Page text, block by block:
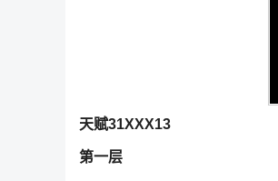
天赋31XXX13
第一层